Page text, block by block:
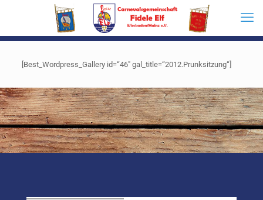
[Best_Wordpress_Gallery id=“46″ gal_title=“2012.Prunksitzung“]